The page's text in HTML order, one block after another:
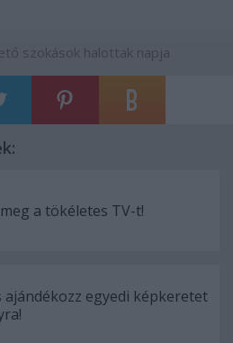
szokások halottak napja
a tökéletes TV-t!
ajándékozz egyedi képkeretet